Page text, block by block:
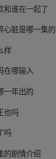
和谁在一起了
心脏是哪一集的
样
在哪输入
一年出的
也吗
吗
的剧情介绍